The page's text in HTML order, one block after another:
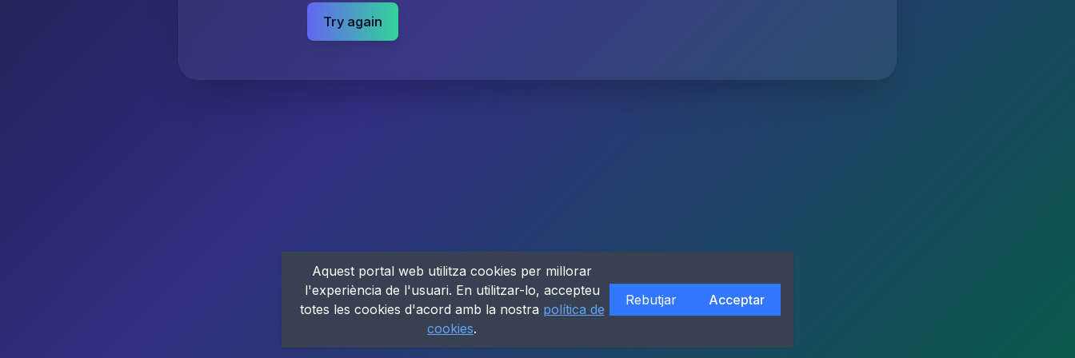
Try again
Aquest portal web utilitza cookies per millorar
l'experiència de l'usuari. En utilitzar-lo, accepteu
totes les cookies d'acord amb la nostra política de
cookies.
Rebutjar Acceptar